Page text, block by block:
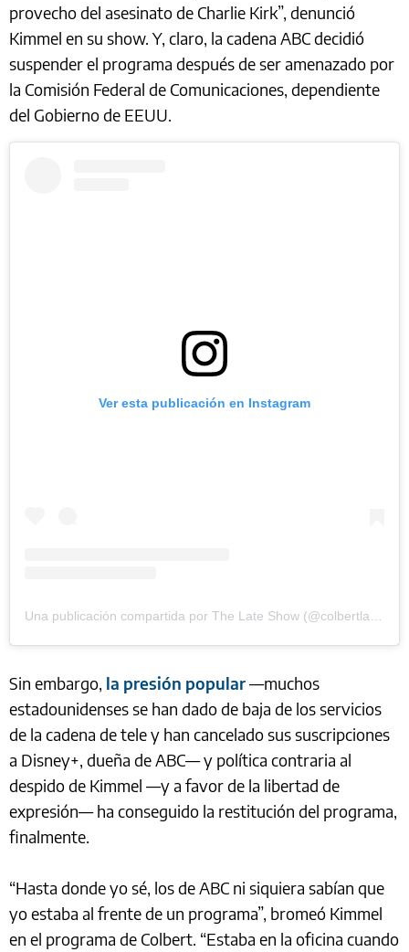
provecho del asesinato de Charlie Kirk”, denunció
Kimmel en su show. Y, claro, la cadena ABC decidió
suspender el programa después de ser amenazado por
la Comisión Federal de Comunicaciones, dependiente
del Gobierno de EEUU.
Ver esta publicación en Instagram
Sin embargo, la presión popular—muchos
estadounidenses se han dado de baja de los servicios
de la cadena de tele y han cancelado sus suscripciones
a Disney+, dueña de ABC— y política contraria al
despido de Kimmel —y a favor de la libertad de
expresión— ha conseguido la restitución del programa,
finalmente.
“Hasta donde yo sé, los de ABC ni siquiera sabían que
yo estaba al frente de un programa”, bromeó Kimmel
en el programa de Colbert. “Estaba en la oficina cuando